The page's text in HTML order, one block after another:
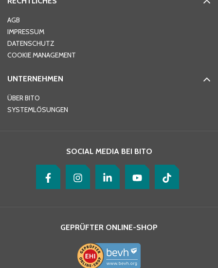
Ort*
Telefon
AGB
IMPRESSUM
DATENSCHUTZ
COOKIE MANAGEMENT
UNTERNEHMEN
ÜBER BITO
SYSTEMLÖSUNGEN
SOCIAL MEDIA BEI BITO
GEPRÜFTER ONLINE-SHOP